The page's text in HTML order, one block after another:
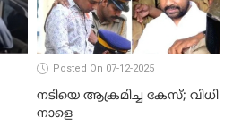
Posted On 07-12-2025
നടിയെ ആക്രമിച്ച കേസ്; വിധി
നാളെ